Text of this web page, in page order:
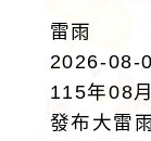
雷雨
2026-08-
115年08
發布大雷